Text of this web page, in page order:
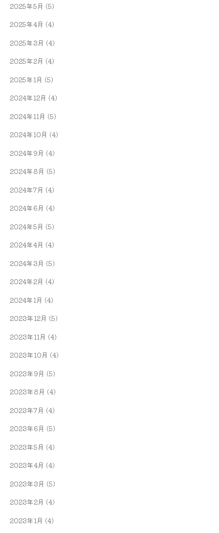
2025年5月 (5)
2025年4月 (4)
2025年3月 (4)
2025年2月 (4)
2025年1月 (5)
2024年12月 (4)
2024年11月 (5)
2024年10月 (4)
2024年9月 (4)
2024年8月 (5)
2024年7月 (4)
2024年6月 (4)
2024年5月 (5)
2024年4月 (4)
2024年3月 (5)
2024年2月 (4)
2024年1月 (4)
2023年12月 (5)
2023年11月 (4)
2023年10月 (4)
2023年9月 (5)
2023年8月 (4)
2023年7月 (4)
2023年6月 (5)
2023年5月 (4)
2023年4月 (4)
2023年3月 (5)
2023年2月 (4)
2023年1月 (4)